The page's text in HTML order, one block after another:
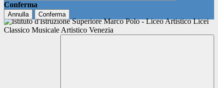
Conferma
Annulla Conferma